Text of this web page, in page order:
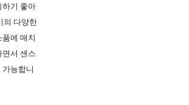
하기 좋아
의 다양한
에 매치
서 센스
가능합니